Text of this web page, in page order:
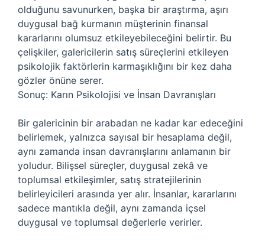
olduğunu savunurken, başka bir araştırma, aşırı
duygusal bağ kurmanın müşterinin finansal
kararlarını olumsuz etkileyebileceğini belirtir. Bu
çelişkiler, galericilerin satış süreçlerini etkileyen
psikolojik faktörlerin karmaşıklığını bir kez daha
gözler önüne serer.
Sonuç: Karın Psikolojisi ve İnsan Davranışları
Bir galericinin bir arabadan ne kadar kar edeceğini
belirlemek, yalnızca sayısal bir hesaplama değil,
aynı zamanda insan davranışlarını anlamanın bir
yoludur. Bilişsel süreçler, duygusal zekâ ve
toplumsal etkileşimler, satış stratejilerinin
belirleyicileri arasında yer alır. İnsanlar, kararlarını
sadece mantıkla değil, aynı zamanda içsel
duygusal ve toplumsal değerlerle verirler.